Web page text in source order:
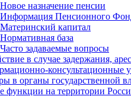
Новое назначение пенсии
Информация Пенсионного
Материнский капитал
Нормативная база
Часто задаваемые вопросы
в случае задержания,
консультационные
в органы государственной
функции на территории